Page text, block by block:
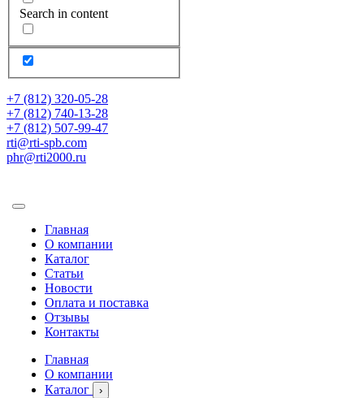
Search in content
+7 (812) 320-05-28
+7 (812) 740-13-28
+7 (812) 507-99-47
rti@rti-spb.com
phr@rti2000.ru
Главная
О компании
Каталог
Статьи
Новости
Оплата и поставка
Отзывы
Контакты
Главная
О компании
Каталог
›